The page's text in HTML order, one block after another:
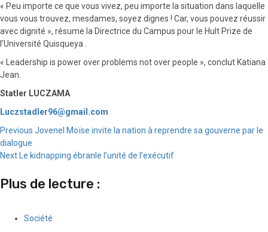
« Peu importe ce que vous vivez, peu importe la situation dans laquelle
vous vous trouvez, mesdames, soyez dignes ! Car, vous pouvez réussir
avec dignité », résume la Directrice du Campus pour le Hult Prize de
l’Université Quisqueya .
« Leadership is power over problems not over people », conclut Katiana
Jean.
Statler LUCZAMA
Luczstadler96@gmail.com
Continue
Reading
Previous Jovenel Moïse invite la nation à reprendre sa gouverne par le
dialogue
Next Le kidnapping ébranle l’unité de l’exécutif
Plus de lecture :
Société